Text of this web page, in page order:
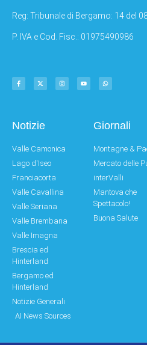
Reg: Tribunale di Bergamo: 14 del
P. IVA e Cod. Fisc.: 01975490986
Notizie
Valle Camonica
Lago d'Iseo
Franciacorta
Valle Cavallina
Valle Seriana
Valle Brembana
Valle Imagna
Brescia ed
Hinterland
Bergamo ed
Hinterland
Notizie Generali
AI News Sources
Giornali
Montagne &
Mercato delle
interValli
Mantova che
Spettacolo!
Buona Salute